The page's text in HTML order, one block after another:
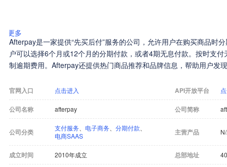
更多
Afterpay是一家提供“先买后付”服务的公司，允许用户在购买商品时
户可以选择6个月或12个月的分期付款，或者4期无息付款。按时支
制逾期费用。Afterpay还提供热门商品推荐和品牌信息，帮助用户发
官网入口 点击进入 API开放平台
公司名称 afterpay 公司简称
公司分类 支付服务 电子商务 分期付款
电商SAAS
主营产品
成立时间 2010年成立 总部地址